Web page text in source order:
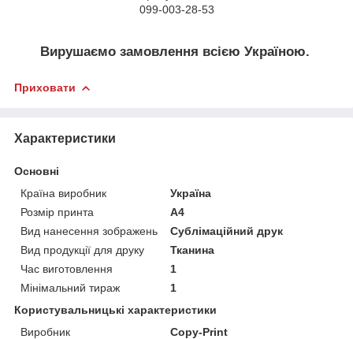
099-003-28-53
Вирушаємо замовлення всією Україною.
Приховати
Характеристики
Основні
Країна виробник
Україна
Розмір принта
А4
Вид нанесення зображень
Сублімаційний друк
Вид продукції для друку
Тканина
Час виготовлення
1
Мінімальний тираж
1
Користувальницькі характеристики
Виробник
Copy-Print